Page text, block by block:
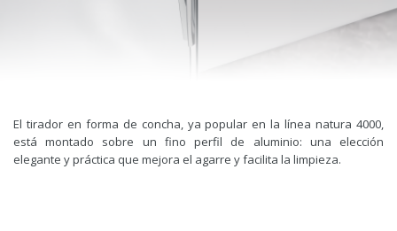
El tirador en forma de concha, ya popular en la línea natura 4000,
está montado sobre un fino perfil de aluminio: una elección
elegante y práctica que mejora el agarre y facilita la limpieza.